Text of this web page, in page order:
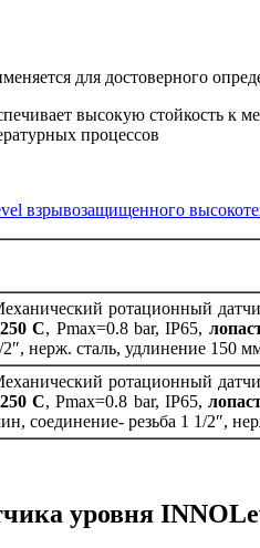
для достоверного
высокую стойкость к
процессов
взрывозащищенного
ротационный
С, Рmax=0.8 bar, IP65,
2″, нерж. сталь, удлинение 150
ротационный
С, Рmax=0.8 bar, IP65,
соединение- резьба 1 1/2″,
уровня